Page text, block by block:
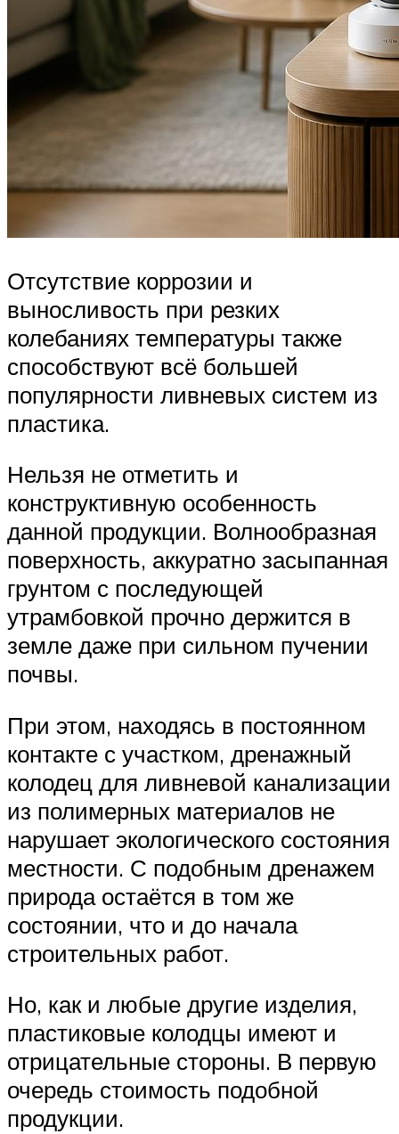
Отсутствие коррозии и
выносливость при резких
колебаниях температуры также
способствуют всё большей
популярности ливневых систем из
пластика.
Нельзя не отметить и
конструктивную особенность
данной продукции. Волнообразная
поверхность, аккуратно засыпанная
грунтом с последующей
утрамбовкой прочно держится в
земле даже при сильном пучении
почвы.
При этом, находясь в постоянном
контакте с участком, дренажный
колодец для ливневой канализации
из полимерных материалов не
нарушает экологического состояния
местности. С подобным дренажем
природа остаётся в том же
состоянии, что и до начала
строительных работ.
Но, как и любые другие изделия,
пластиковые колодцы имеют и
отрицательные стороны. В первую
очередь стоимость подобной
продукции.